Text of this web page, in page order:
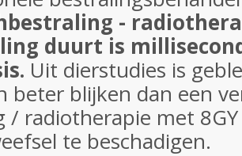
-
duurt is
Uit dierstudies is
beter blijken dan een
/ radiotherapie met
te beschadigen.